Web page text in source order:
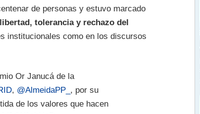
de personas y estuvo marcado
tolerancia y rechazo del
institucionales como en los discursos
Or Janucá de la
, @AlmeidaPP_ , por su
de los valores que hacen